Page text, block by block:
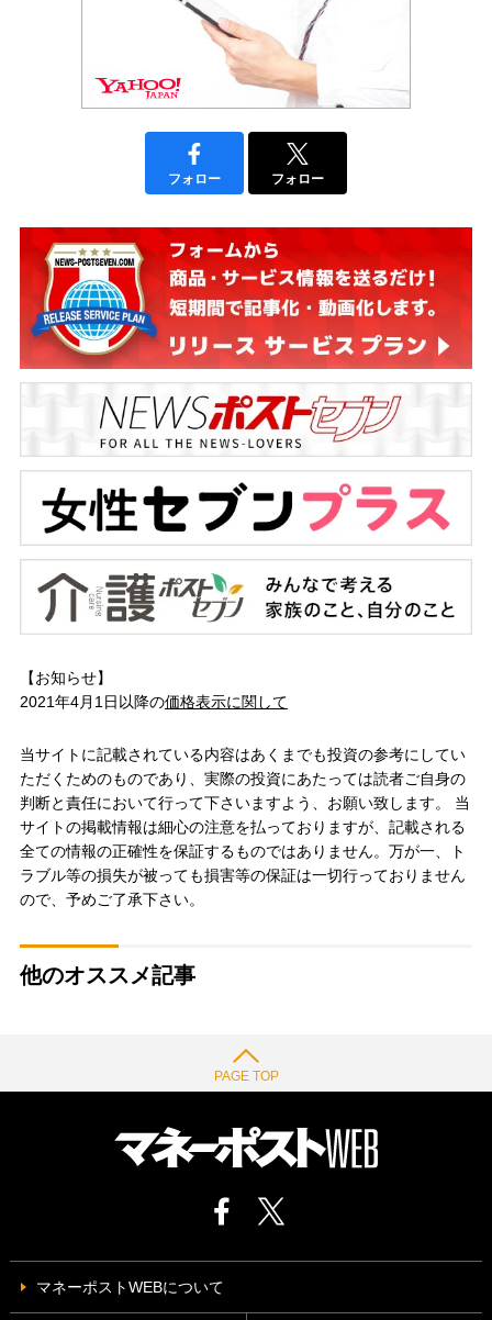
フォロー フォロー
【お知らせ】
2021年4月1日以降の価格表示に関して
当サイトに記載されている内容はあくまでも投資の参考にしてい
ただくためのものであり、実際の投資にあたっては読者ご自身の
判断と責任において行って下さいますよう、お願い致します。 当
サイトの掲載情報は細心の注意を払っておりますが、記載される
全ての情報の正確性を保証するものではありません。万が一、ト
ラブル等の損失が被っても損害等の保証は一切行っておりません
ので、予めご了承下さい。
他のオススメ記事
PAGE TOP
マネーポストWEBについて